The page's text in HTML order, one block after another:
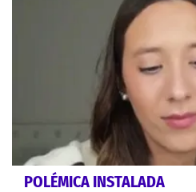
POLÉMICA INSTALADA